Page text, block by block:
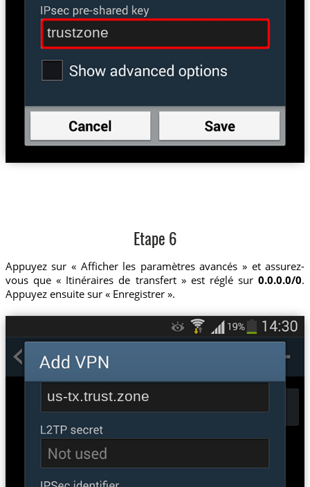
trustzone
Etape 6
Appuyez sur « Afficher les paramètres avancés » et assurez-
vous que « Itinéraires de transfert » est réglé sur0.0.0.0/0.
Appuyez ensuite sur « Enregistrer ».
us-tx.trust.zone